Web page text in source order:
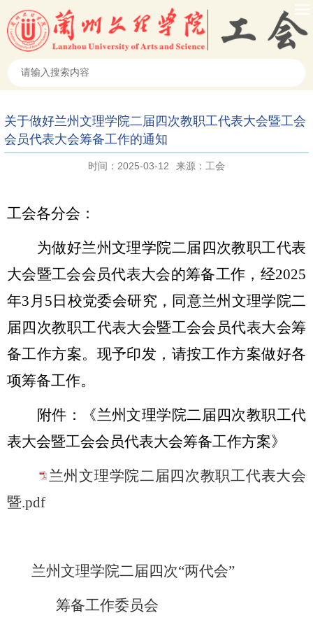
关于做好兰州文理学院二届四次教职工代表大会暨工会
会员代表大会筹备工作的通知
时间：2025-03-12 来源：工会
工会各分会：
为做好兰州文理学院二届四次教职工代表
大会暨工会会员代表大会的筹备工作，经2025
年3 月 5 日校党委会研究，同意兰州文理学院二
届四次教职工代表大会暨工会会员代表大会筹
备工作方案。现予印发，请按工作方案做好各
项筹备工作。
附件：《兰州文理学院二届四次教职工代
表大会暨工会会员代表大会筹备工作方案》
兰州文理学院二届四次教职工代表大会
暨.pdf
兰州文理学院二届四次“两代会”
筹备工作委员会